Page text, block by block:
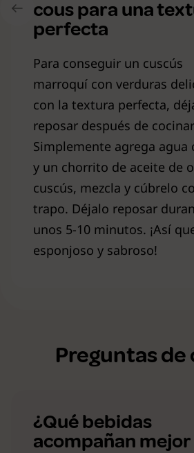
cous para una
perfecta
Para conseguir un cuscús
marroquí con verduras
con la textura perfecta,
reposar después de
Simplemente agrega agua
y un chorrito de aceite de
cuscús, mezcla y cúbrelo
trapo. Déjalo reposar
unos 5-10 minutos. ¡Así
esponjoso y sabroso!
Preguntas de
¿Qué bebidas
acompañan mejor